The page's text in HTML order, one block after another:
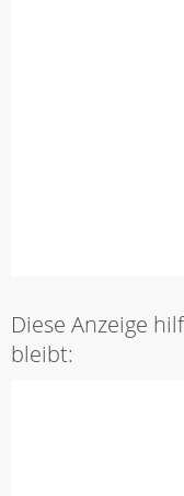
Diese Anzeige
bleibt: